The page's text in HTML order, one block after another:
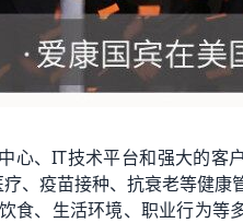
、IT技术平台和强大的客
、疫苗接种、抗衰老等健康
食、生活环境、职业行为等